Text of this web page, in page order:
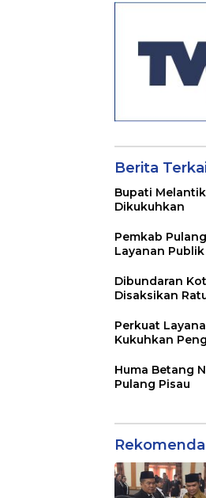
Berita
Bupati Melantik
Dikukuhkan
Pemkab
Layanan Publik
Dibundaran
Disaksikan
Perkuat
Kukuhkan
Huma Betang
Pulang Pisau